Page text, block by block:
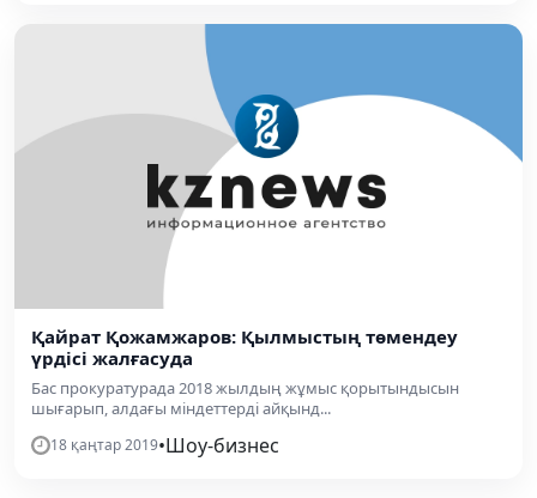
Қайрат Қожамжаров: Қылмыстың төмендеу
үрдісі жалғасуда
Бас прокуратурада 2018 жылдың жұмыс қорытындысын
шығарып, алдағы міндеттерді айқынд...
18 қаңтар 2019•Шоу-бизнес